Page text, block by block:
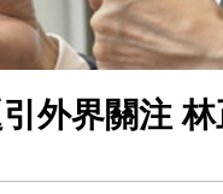
外界關注